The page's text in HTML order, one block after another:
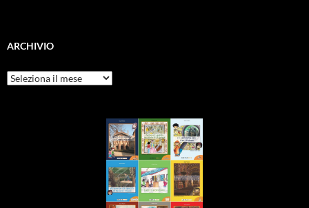
ARCHIVIO
Archivio